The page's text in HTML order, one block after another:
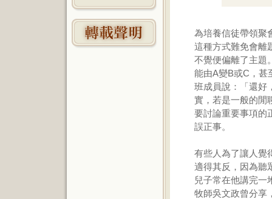
為培養信徒帶領聚
這種方式難免會離
不覺便偏離了主題
能由A變B或C，甚
班成員說：「還好
實，若是一般的閒
要討論重要事項的
誤正事。
有些人為了讓人覺
適得其反，因為聽
兒子常在他講完一
牧師吳文政曾分享